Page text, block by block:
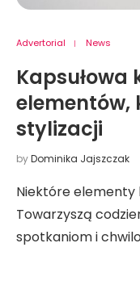
Advertorial News
Kapsułowa
elementów,
stylizacji
byDominika Jajszczak
Niektóre elementy
Towarzyszą
spotkaniom i